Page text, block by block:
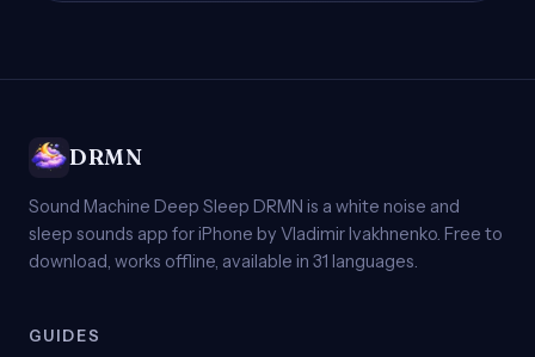
DRMN
Sound Machine Deep Sleep DRMN is a white noise and
sleep sounds app for iPhone by Vladimir Ivakhnenko. Free to
download, works offline, available in 31 languages.
GUIDES